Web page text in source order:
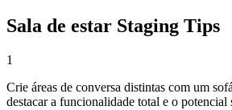
Sala de estar Staging Tips
1
Crie áreas de conversa distintas com um
destacar a funcionalidade total e o potencial